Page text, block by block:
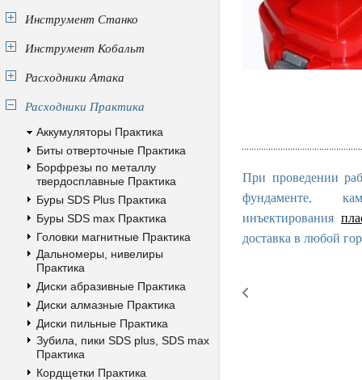
Инструмент Станко
Инструмент Кобальт
Расходники Атака
Расходники Практика
Аккумуляторы Практика
Биты отверточные Практика
Борфрезы по металлу
твердосплавные Практика
Буры SDS Plus Практика
Буры SDS max Практика
Головки магнитные Практика
Дальномеры, нивелиры
Практика
Диски абразивные Практика
Диски алмазные Практика
Диски пильные Практика
Зубила, пики SDS plus, SDS max
Практика
Кордщетки Практика
При проведении
фундаменте,
инъектирования
доставка в любой